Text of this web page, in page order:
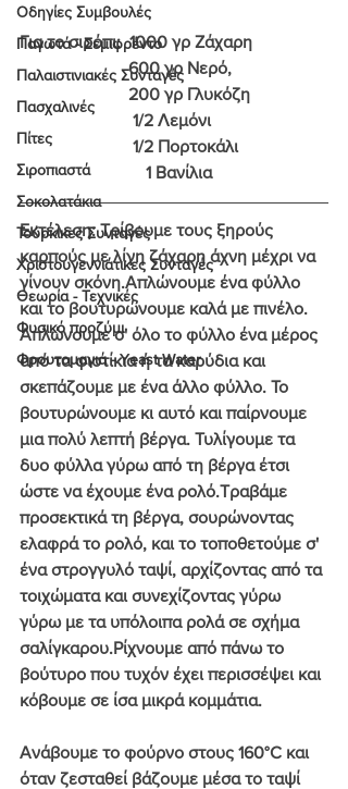
Οδηγίες Συμβουλές
Παγωτά - Σεμιφρέντο
Παλαιστινιακές Συνταγές
Πασχαλινές
Πίτες
Σιροπιαστά
Σοκολατάκια
Τούρκικες Συνταγές
Χριστουγεννιάτικες Συνταγές
Θεωρία - Τεχνικές
Φυσικό προζύμι
Φρουτομαγιά - Yeast Water
Για το σιρόπι:  1000 γρ Ζάχαρη
                         600 γρ Νερό,
                         200 γρ Γλυκόζη
                          1/2 Λεμόνι
                          1/2 Πορτοκάλι
                             1 Βανίλια
Εκτέλεση: Τρίβουμε τους ξηρούς
καρπούς με λίγη ζάχαρη άχνη μέχρι να
γίνουν σκόνη.Απλώνουμε ένα φύλλο
και το βουτυρώνουμε καλά με πινέλο.
Απλώνουμε σ' όλο το φύλλο ένα μέρος
από τα φιστίκια ή τα καρύδια και
σκεπάζουμε με ένα άλλο φύλλο. Το
βουτυρώνουμε κι αυτό και παίρνουμε
μια πολύ λεπτή βέργα. Τυλίγουμε τα
δυο φύλλα γύρω από τη βέργα έτσι
ώστε να έχουμε ένα ρολό.Τραβάμε
προσεκτικά τη βέργα, σουρώνοντας
ελαφρά το ρολό, και το τοποθετούμε σ'
ένα στρογγυλό ταψί, αρχίζοντας από τα
τοιχώματα και συνεχίζοντας γύρω
γύρω με τα υπόλοιπα ρολά σε σχήμα
σαλίγκαρου.Ρίχνουμε από πάνω το
βούτυρο που τυχόν έχει περισσέψει και
κόβουμε σε ίσα μικρά κομμάτια.
Ανάβουμε το φούρνο στους 160°C και
όταν ζεσταθεί βάζουμε μέσα το ταψί